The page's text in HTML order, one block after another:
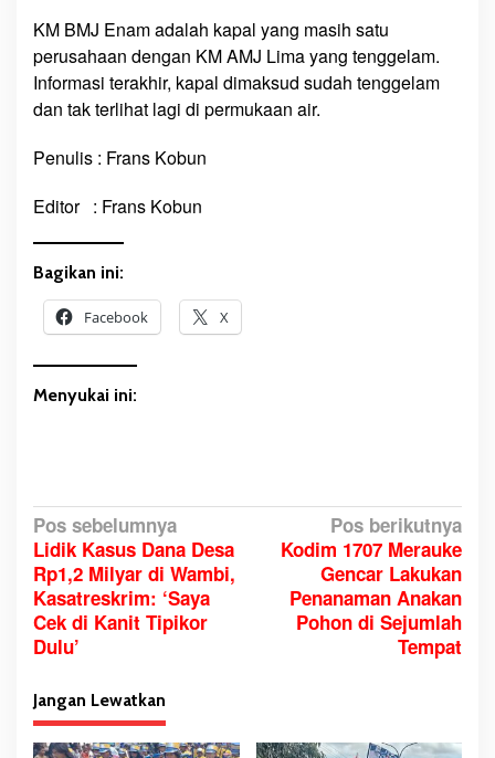
r
i
KM BMJ Enam adalah kapal yang masih satu
perusahaan dengan KM AMJ Lima yang tenggelam.
Informasi terakhir, kapal dimaksud sudah tenggelam
dan tak terlihat lagi di permukaan air.
Penulis : Frans Kobun
Editor : Frans Kobun
Bagikan ini:
Facebook X
Menyukai ini:
N
a
v
i
g
s
i
Pos sebelumnya
Lidik Kasus Dana Desa
Rp1,2 Milyar di Wambi,
Kasatreskrim: ‘Saya
Cek di Kanit Tipikor
Dulu’
Pos berikutnya
Kodim 1707 Merauke
Gencar Lakukan
Penanaman Anakan
Pohon di Sejumlah
Tempat
Jangan Lewatkan